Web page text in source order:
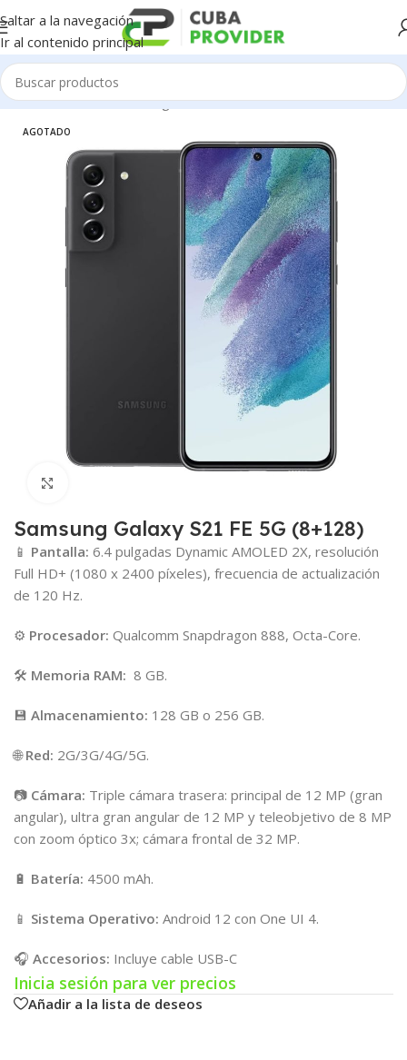
Saltar a la navegación
Ir al contenido principal
Inicio/Celulares/Samsung
AGOTADO
Samsung Galaxy S21 FE 5G (8+128)
📱 Pantalla: 6.4 pulgadas Dynamic AMOLED 2X, resolución
Full HD+ (1080 x 2400 píxeles), frecuencia de actualización
de 120 Hz.
⚙️ Procesador: Qualcomm Snapdragon 888, Octa-Core.
🛠️ Memoria RAM: 8 GB.
💾 Almacenamiento: 128 GB o 256 GB.
🌐Red: 2G/3G/4G/5G.
📷 Cámara: Triple cámara trasera: principal de 12 MP (gran
angular), ultra gran angular de 12 MP y teleobjetivo de 8 MP
con zoom óptico 3x; cámara frontal de 32 MP.
🔋 Batería: 4500 mAh.
📱 Sistema Operativo: Android 12 con One UI 4.
🎧 Accesorios: Incluye cable USB-C
Inicia sesión para ver precios
Añadir a la lista de deseos